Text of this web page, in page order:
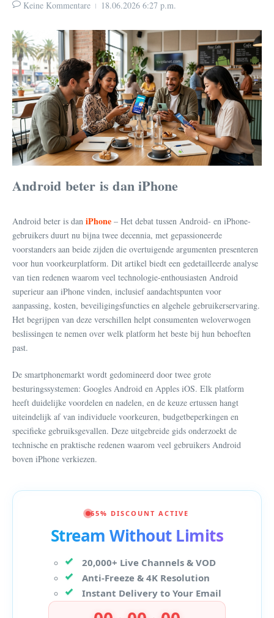
Keine Kommentare 18.06.2026 6:27 p.m.
Android beter is dan iPhone
Android beter is dan iPhone – Het debat tussen Android- en iPhone-
gebruikers duurt nu bijna twee decennia, met gepassioneerde
voorstanders aan beide zijden die overtuigende argumenten presenteren
voor hun voorkeurplatform. Dit artikel biedt een gedetailleerde analyse
van tien redenen waarom veel technologie-enthousiasten Android
superieur aan iPhone vinden, inclusief aandachtspunten voor
aanpassing, kosten, beveiligingsfuncties en algehele gebruikerservaring.
Het begrijpen van deze verschillen helpt consumenten weloverwogen
beslissingen te nemen over welk platform het beste bij hun behoeften
past.
De smartphonemarkt wordt gedomineerd door twee grote
besturingssystemen: Googles Android en Apples iOS. Elk platform
heeft duidelijke voordelen en nadelen, en de keuze ertussen hangt
uiteindelijk af van individuele voorkeuren, budgetbeperkingen en
specifieke gebruiksgevallen. Deze uitgebreide gids onderzoekt de
technische en praktische redenen waarom veel gebruikers Android
boven iPhone verkiezen.
65% DISCOUNT ACTIVE
Stream Without Limits
20,000+ Live Channels & VOD
Anti-Freeze & 4K Resolution
Instant Delivery to Your Email